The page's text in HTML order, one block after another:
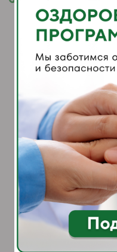
Вы можете
сообщение в
Вам
Ваше имя
Телефон